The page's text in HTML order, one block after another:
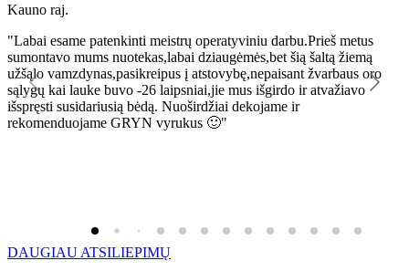
Kauno raj.
"Labai esame patenkinti meistrų operatyviniu darbu.Prieš metus
sumontavo mums nuotekas,labai dziaugėmės,bet šią šaltą žiemą
užšąlo vamzdynas,pasikreipus į atstovybę,nepaisant žvarbaus oro
sąlygų kai lauke buvo -26 laipsniai,jie mus išgirdo ir atvažiavo
išspręsti susidariusią bėdą. Nuoširdžiai dekojame ir
rekomenduojame GRYN vyrukus 🙂"
DAUGIAU ATSILIEPIMŲ